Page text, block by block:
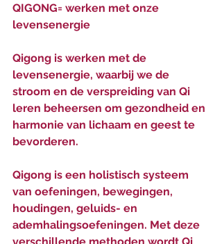
QIGONG= werken met onze
levensenergie
Qigong is werken met de
levensenergie, waarbij we de
stroom en de verspreiding van Qi
leren beheersen om gezondheid en
harmonie van lichaam en geest te
bevorderen.
Qigong is een holistisch systeem
van oefeningen, bewegingen,
houdingen, geluids- en
ademhalingsoefeningen. Met deze